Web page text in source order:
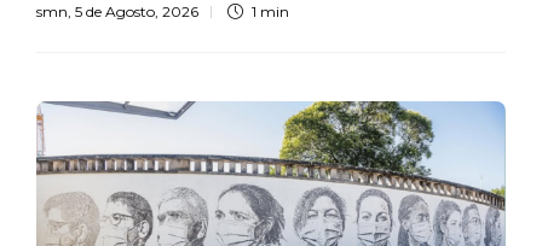
smn, 5 de Agosto, 2026 1 min